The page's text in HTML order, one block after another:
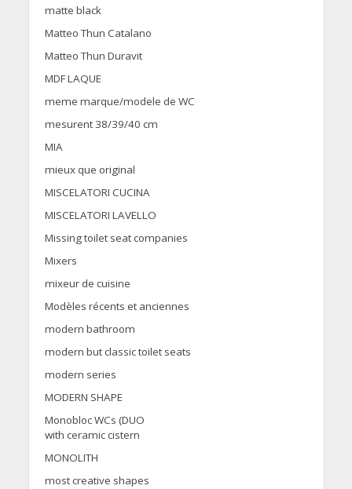
matte black
Matteo Thun Catalano
Matteo Thun Duravit
MDF LAQUE
meme marque/modele de WC
mesurent 38/39/40 cm
MIA
mieux que original
MISCELATORI CUCINA
MISCELATORI LAVELLO
Missing toilet seat companies
Mixers
mixeur de cuisine
Modèles récents et anciennes
modern bathroom
modern but classic toilet seats
modern series
MODERN SHAPE
Monobloc WCs (DUO
with ceramic cistern
MONOLITH
most creative shapes